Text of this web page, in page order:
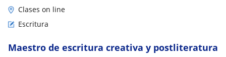
Clases on line
Escritura
Maestro de escritura creativa y postliteratura